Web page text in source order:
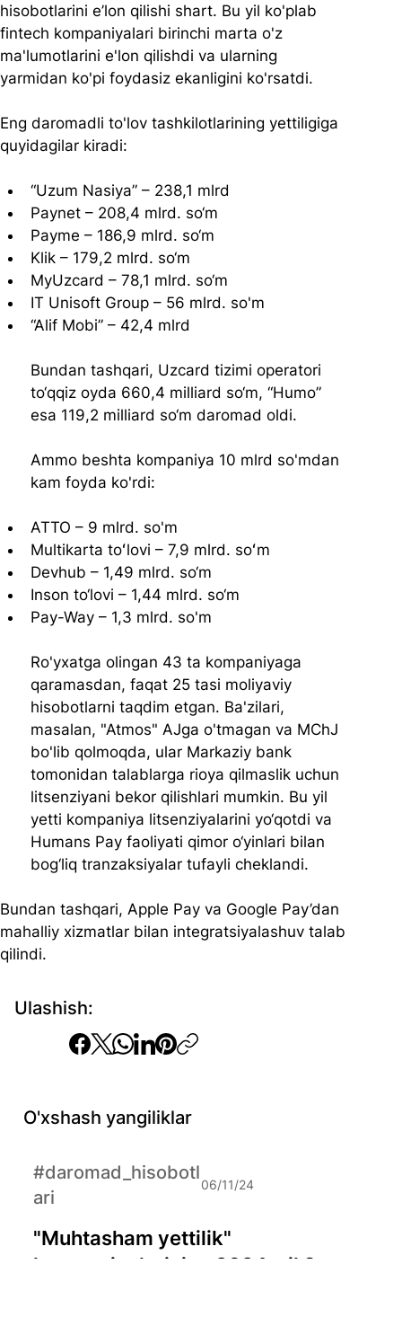
Ulashish:
hisobotlarini e’lon qilishi shart. Bu yil ko'plab
fintech kompaniyalari birinchi marta o'z
ma'lumotlarini e'lon qilishdi va ularning
yarmidan ko'pi foydasiz ekanligini ko'rsatdi.
Eng daromadli to'lov tashkilotlarining yettiligiga
quyidagilar kiradi:
“Uzum Nasiya” – 238,1 mlrd
Paynet – 208,4 mlrd. so‘m
Payme – 186,9 mlrd. so‘m
Klik – 179,2 mlrd. so‘m
MyUzcard – 78,1 mlrd. so‘m
IT Unisoft Group – 56 mlrd. so'm
“Alif Mobi” – 42,4 mlrd
Bundan tashqari, Uzcard tizimi operatori
to‘qqiz oyda 660,4 milliard so‘m, “Humo”
esa 119,2 milliard so‘m daromad oldi.
Ammo beshta kompaniya 10 mlrd so'mdan
kam foyda ko'rdi:
ATTO – 9 mlrd. so'm
Multikarta toʻlovi – 7,9 mlrd. soʻm
Devhub – 1,49 mlrd. so‘m
Inson to‘lovi – 1,44 mlrd. so‘m
Pay-Way – 1,3 mlrd. so'm
Ro'yxatga olingan 43 ta kompaniyaga
qaramasdan, faqat 25 tasi moliyaviy
hisobotlarni taqdim etgan. Ba'zilari,
masalan, "Atmos" AJga o'tmagan va MChJ
bo'lib qolmoqda, ular Markaziy bank
tomonidan talablarga rioya qilmaslik uchun
litsenziyani bekor qilishlari mumkin. Bu yil
yetti kompaniya litsenziyalarini yo‘qotdi va
Humans Pay faoliyati qimor o‘yinlari bilan
bog‘liq tranzaksiyalar tufayli cheklandi.
Bundan tashqari, Apple Pay va Google Pay’dan
mahalliy xizmatlar bilan integratsiyalashuv talab
qilindi.
O'xshash yangiliklar
"Muhtasham yettilik"
kompaniyalarining 2024-yil 3-
#daromad_hisobotl
ari
06/11/24